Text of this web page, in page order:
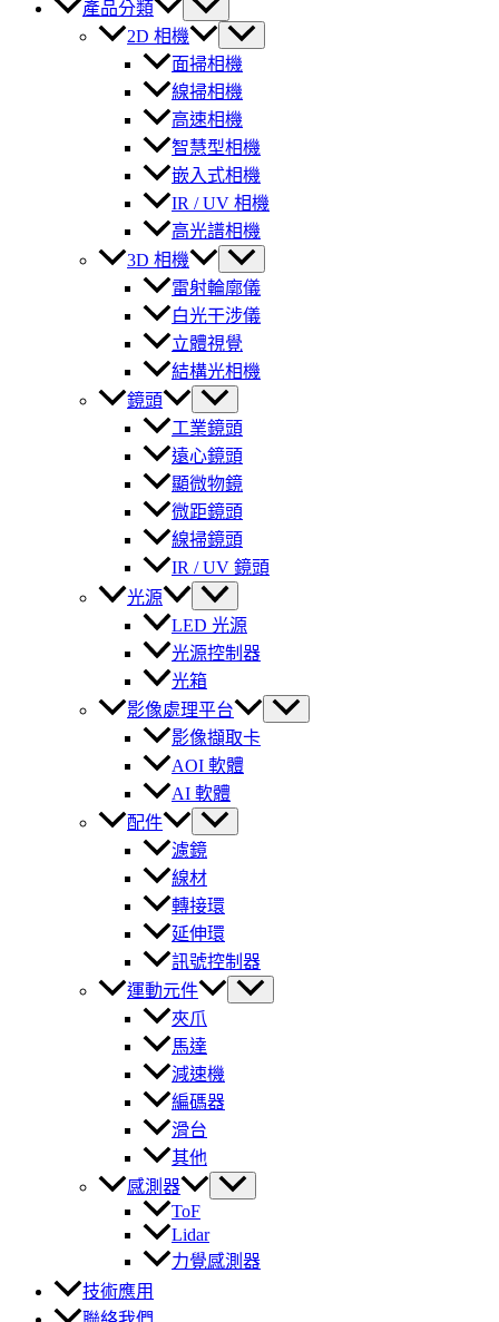
產品分類
2D 相機
面掃相機
線掃相機
高速相機
智慧型相機
嵌入式相機
IR / UV 相機
高光譜相機
3D 相機
雷射輪廓儀
白光干涉儀
立體視覺
結構光相機
鏡頭
工業鏡頭
遠心鏡頭
顯微物鏡
微距鏡頭
線掃鏡頭
IR / UV 鏡頭
光源
LED 光源
光源控制器
光箱
影像處理平台
影像擷取卡
AOI 軟體
AI 軟體
配件
濾鏡
線材
轉接環
延伸環
訊號控制器
運動元件
夾爪
馬達
減速機
編碼器
滑台
其他
感測器
ToF
Lidar
力覺感測器
技術應用